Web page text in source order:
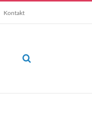
Kontakt